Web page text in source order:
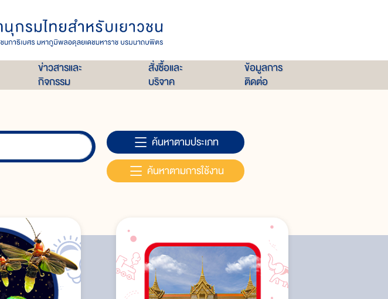
ข่าวสารและ
กิจกรรม
สั่งซื้อและ
บริจาค
ข้อมูลการ
ติดต่อ
ค้นหาตามประเภท
ค้นหาตามการใช้งาน